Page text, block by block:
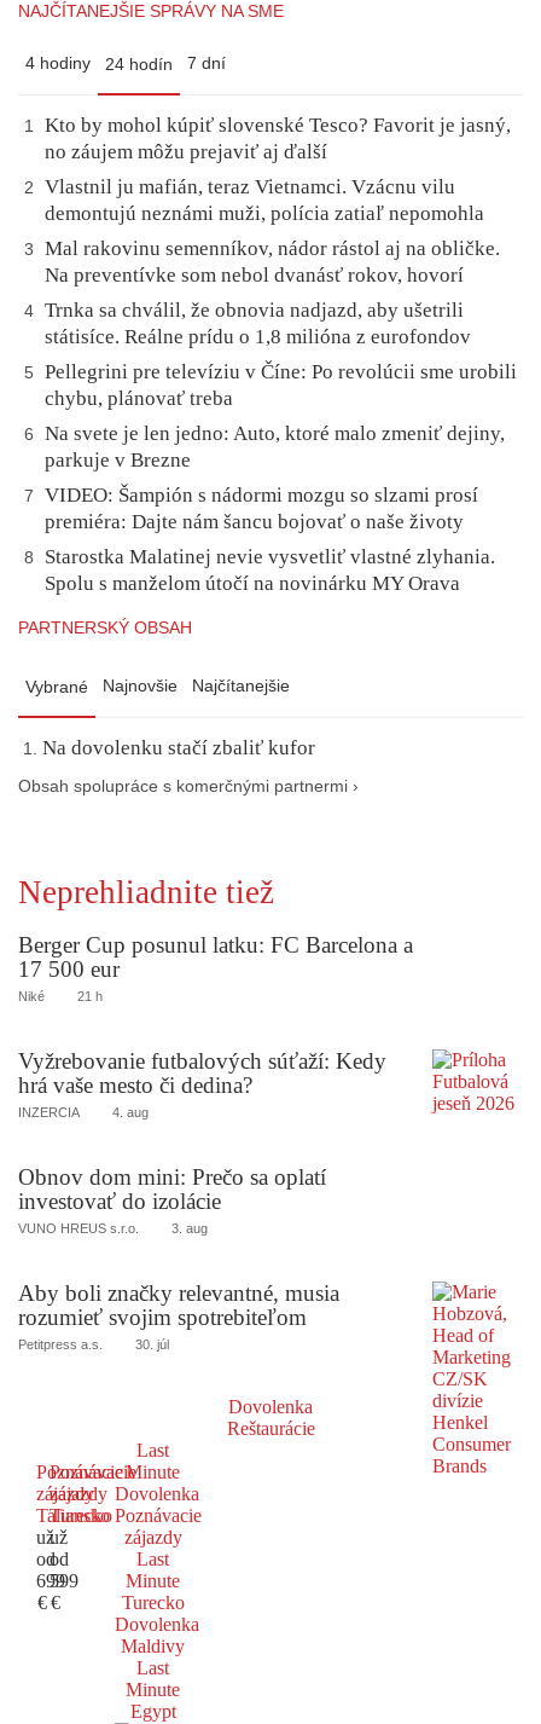
NAJČÍTANEJŠIE SPRÁVY NA SME
4 hodiny 24 hodín 7 dní
1
Kto by mohol kúpiť slovenské Tesco? Favorit je jasný,
no záujem môžu prejaviť aj ďalší
2
Vlastnil ju mafián, teraz Vietnamci. Vzácnu vilu
demontujú neznámi muži, polícia zatiaľ nepomohla
3
Mal rakovinu semenníkov, nádor rástol aj na obličke.
Na preventívke som nebol dvanásť rokov, hovorí
4 Trnka sa chválil, že obnovia nadjazd, aby ušetrili
státisíce. Reálne prídu o 1,8 milióna z eurofondov
5
Pellegrini pre televíziu v Číne: Po revolúcii sme urobili
chybu, plánovať treba
6
Na svete je len jedno: Auto, ktoré malo zmeniť dejiny,
parkuje v Brezne
7
VIDEO: Šampión s nádormi mozgu so slzami prosí
premiéra: Dajte nám šancu bojovať o naše životy
8
Starostka Malatinej nevie vysvetliť vlastné zlyhania.
Spolu s manželom útočí na novinárku MY Orava
PARTNERSKÝ OBSAH
Vybrané Najnovšie Najčítanejšie
Na dovolenku stačí zbaliť kufor
Obsah spolupráce s komerčnými partnermi ›
Neprehliadnite tiež
Berger Cup posunul latku: FC Barcelona a
17 500 eur
Niké 21 h
Vyžrebovanie futbalových súťaží: Kedy
hrá vaše mesto či dedina?
INZERCIA 4. aug
Obnov dom mini: Prečo sa oplatí
investovať do izolácie
VUNO HREUS s.r.o. 3. aug
Aby boli značky relevantné, musia
rozumieť svojim spotrebiteľom
Petitpress a.s. 30. júl
Dovolenka
Reštaurácie
Poznávacie
zájazdy
Taliansko
už
od
699
€
Poznávacie
zájazdy
Turecko
už
od
599
€
Last
Minute
Dovolenka
Poznávacie
zájazdy
Last
Minute
Turecko
Dovolenka
Maldivy
Last
Minute
Egypt